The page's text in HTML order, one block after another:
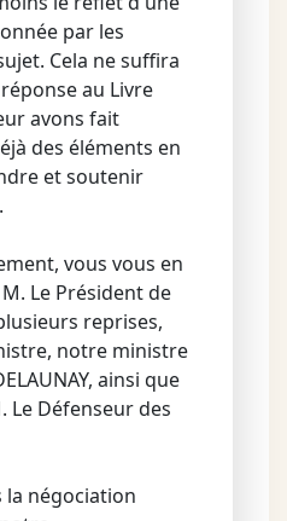
par les
Cela ne suffira
au Livre
avons fait
des éléments en
et soutenir
vous vous en
Le Président de
reprises,
notre ministre
ainsi que
Le Défenseur des
la négociation